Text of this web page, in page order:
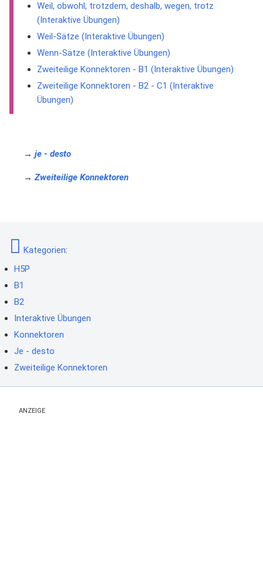
Weil, obwohl, trotzdem, deshalb, wegen, trotz
(Interaktive Übungen)
Weil-Sätze (Interaktive Übungen)
Wenn-Sätze (Interaktive Übungen)
Zweiteilige Konnektoren - B1 (Interaktive Übungen)
Zweiteilige Konnektoren - B2 - C1 (Interaktive
Übungen)
→ je - desto
→Zweiteilige Konnektoren
Kategorien:
H5P
B1
B2
Interaktive Übungen
Konnektoren
Je - desto
Zweiteilige Konnektoren
ANZEIGE